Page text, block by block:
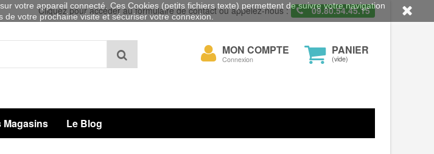
Cliquez pour accéder au formulaire de contact ou appelez-nous : 09.80.54.45.15
PANIER
(vide)
Mon
compte
MON COMPTE
Connexion
Magasins Le Blog
votre appareil connecté. Ces Cookies (petits fichiers texte) permettent de suivre votre navigation
votre prochaine visite et sécuriser votre connexion.